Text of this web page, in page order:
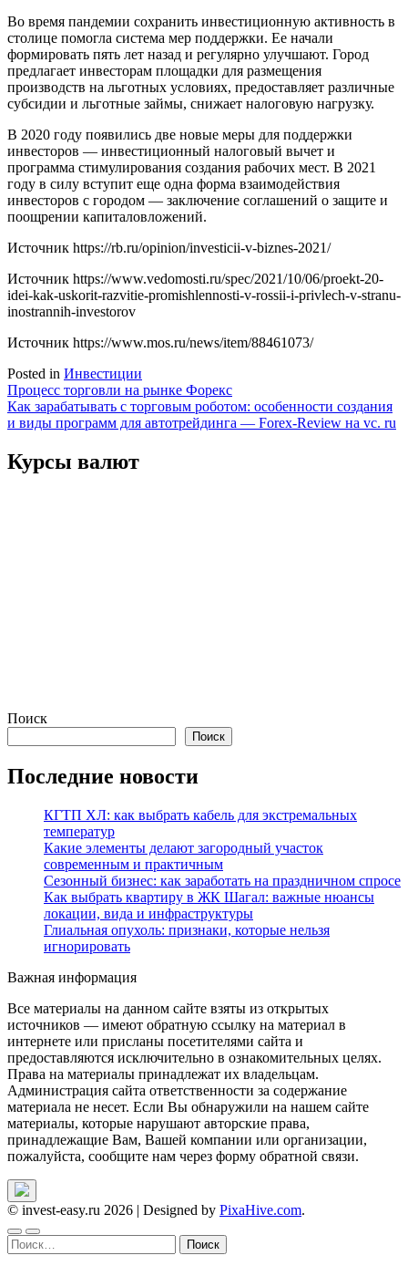
Во время пандемии сохранить инвестиционную активность в
столице помогла система мер поддержки. Ее начали
формировать пять лет назад и регулярно улучшают. Город
предлагает инвесторам площадки для размещения
производств на льготных условиях, предоставляет различные
субсидии и льготные займы, снижает налоговую нагрузку.
В 2020 году появились две новые меры для поддержки
инвесторов — инвестиционный налоговый вычет и
программа стимулирования создания рабочих мест. В 2021
году в силу вступит еще одна форма взаимодействия
инвесторов с городом — заключение соглашений о защите и
поощрении капиталовложений.
Источник https://rb.ru/opinion/investicii-v-biznes-2021/
Источник https://www.vedomosti.ru/spec/2021/10/06/proekt-20-
idei-kak-uskorit-razvitie-promishlennosti-v-rossii-i-privlech-v-stranu-
inostrannih-investorov
Источник https://www.mos.ru/news/item/88461073/
Posted in Инвестиции
Навигация
по
Процесс торговли на рынке Форекс
Как зарабатывать с торговым роботом: особенности создания
и виды программ для автотрейдинга — Forex-Review на vc. ru
Курсы валют
Поиск
Поиск
Последние новости
КГТП ХЛ: как выбрать кабель для экстремальных
температур
Какие элементы делают загородный участок
современным и практичным
Сезонный бизнес: как заработать на праздничном спросе
Как выбрать квартиру в ЖК Шагал: важные нюансы
локации, вида и инфраструктуры
Глиальная опухоль: признаки, которые нельзя
игнорировать
Важная информация
Все материалы на данном сайте взяты из открытых
источников — имеют обратную ссылку на материал в
интернете или присланы посетителями сайта и
предоставляются исключительно в ознакомительных целях.
Права на материалы принадлежат их владельцам.
Администрация сайта ответственности за содержание
материала не несет. Если Вы обнаружили на нашем сайте
материалы, которые нарушают авторские права,
принадлежащие Вам, Вашей компании или организации,
пожалуйста, сообщите нам через форму обратной связи.
© invest-easy.ru 2026 | Designed by PixaHive.com.
Найти: